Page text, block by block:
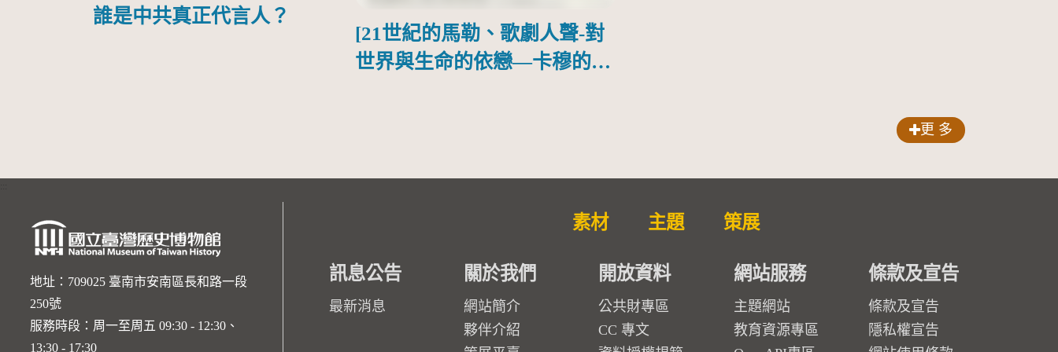
誰是中共真正代言人？
[21世紀的馬勒、歌劇人聲-對
世界與生命的依戀—卡穆的馬
更 多
地址：709025 臺南市安南區長和路一段
250號
服務時段：周一至周五 09:30 - 12:30、
13:30 - 17:30
素材 主題 策展
訊息公告
最新消息
關於我們
網站簡介
夥伴介紹
開放資料
公共財專區
CC 專文
網站服務
主題網站
教育資源專區
條款及宣告
條款及宣告
隱私權宣告